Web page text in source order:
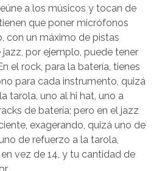
a los músicos y tocan de
que poner micrófonos
con un máximo de pistas
por ejemplo, puede tener
el rock, para la batería, tienes
para cada instrumento, quizá
tarola, uno al hi hat, uno a
de batería; pero en el jazz
exagerando, quizá uno de
de refuerzo a la tarola,
vez de 14, y tu cantidad de